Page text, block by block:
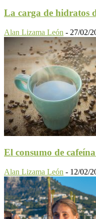
La carga de hidratos
Alan Lizama León - 27/02/
El consumo de
Alan Lizama León - 12/02/